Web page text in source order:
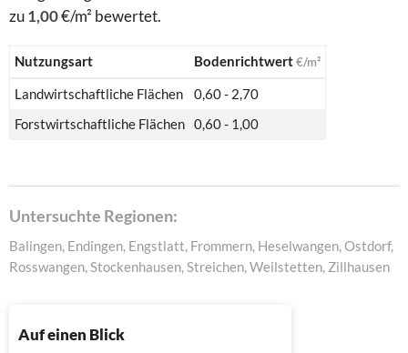
zu1,00€/m² bewertet.
Nutzungsart Bodenrichtwert€/m²
Landwirtschaftliche Flächen
0,60 - 2,70
Forstwirtschaftliche Flächen 0,60 - 1,00
Untersuchte Regionen:
Balingen, Endingen, Engstlatt, Frommern, Heselwangen, Ostdorf,
Rosswangen, Stockenhausen, Streichen, Weilstetten, Zillhausen
Auf einen Blick